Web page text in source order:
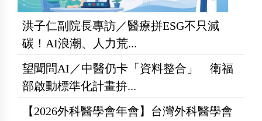
洪子仁副院長專訪／醫療拼ESG不只減
碳！AI浪潮、人力荒...
望聞問AI／中醫仍卡「資料整合」 衛福
部啟動標準化計畫拚...
【2026外科醫學會年會】台灣外科醫學會